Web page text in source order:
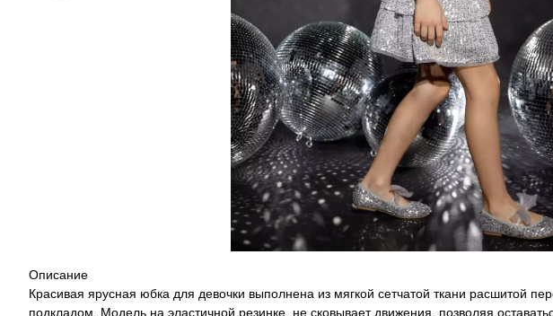
Описание
Красивая ярусная юбка для девочки выполнена из мягкой сетчатой ткани расшитой
подкладом. Модель на эластичной резинке, не сковывает движения, позволяя